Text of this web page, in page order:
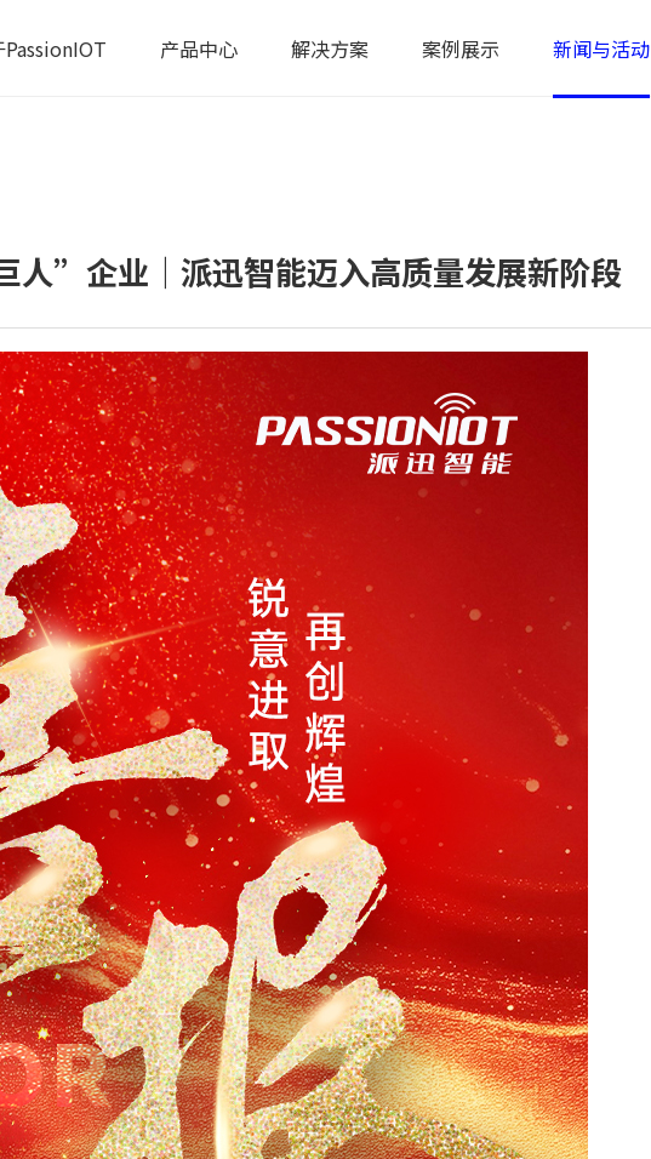
产品中心 解决方案 案例展示 新闻与活动
”企业｜派迅智能迈入高质量发展新阶段